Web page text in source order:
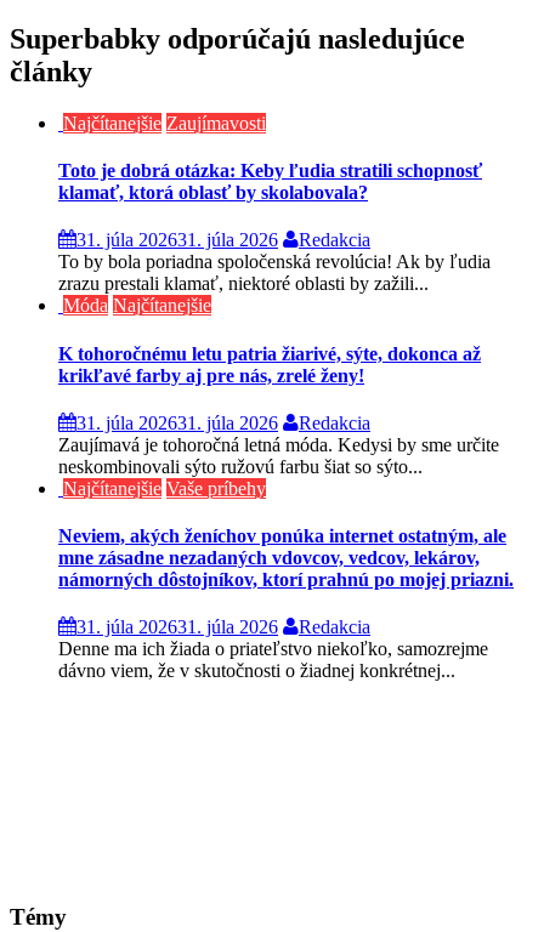
Superbabky odporúčajú nasledujúce
články
Najčítanejšie Zaujímavosti
Toto je dobrá otázka: Keby ľudia stratili schopnosť
klamať, ktorá oblasť by skolabovala?
31. júla 202631. júla 2026
Redakcia
To by bola poriadna spoločenská revolúcia! Ak by ľudia
zrazu prestali klamať, niektoré oblasti by zažili...
Móda Najčítanejšie
K tohoročnému letu patria žiarivé, sýte, dokonca až
krikľavé farby aj pre nás, zrelé ženy!
31. júla 202631. júla 2026
Redakcia
Zaujímavá je tohoročná letná móda. Kedysi by sme určite
neskombinovali sýto ružovú farbu šiat so sýto...
Najčítanejšie Vaše príbehy
Neviem, akých ženíchov ponúka internet ostatným, ale
mne zásadne nezadaných vdovcov, vedcov, lekárov,
námorných dôstojníkov, ktorí prahnú po mojej priazni.
31. júla 202631. júla 2026
Redakcia
Denne ma ich žiada o priateľstvo niekoľko, samozrejme
dávno viem, že v skutočnosti o žiadnej konkrétnej...
Témy